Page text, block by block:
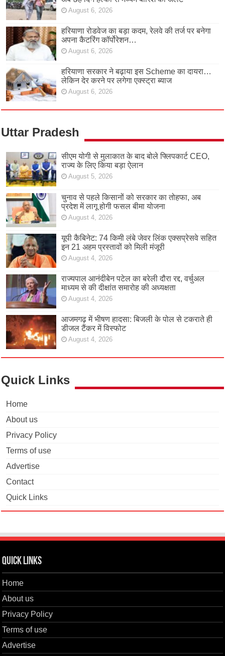
August 6, 2026
हरियाणा रोडवेज का बड़ा कदम, रेलवे की तर्ज पर बनेगा
अपना कैटरिंग कॉर्पोरेशन…
August 6, 2026
हरियाणा सरकार ने बढ़ाया इस Scheme का दायरा…
लेकिन देर करने पर लगेगा एक्स्ट्रा ब्याज
August 6, 2026
Uttar Pradesh
सीएम योगी से मुलाकात के बाद बोले फ्लिपकार्ट CEO,
राज्य के लिए किया बड़ा ऐलान
August 5, 2026
चुनाव से पहले किसानों को सरकार का तोहफा, अब
प्रदेश में लागू होगी फसल बीमा योजना
August 4, 2026
यूपी कैबिनेट: 74 किमी लंबे जेवर लिंक एक्सप्रेसवे सहित
इन 21 अहम प्रस्तावों को मिली मंजूरी
August 4, 2026
राज्यपाल आनंदीबेन पटेल का बरेली दौरा रद्द, वर्चुअल
माध्यम से की दीक्षांत समारोह की अध्यक्षता
August 4, 2026
आजमगढ़ में भीषण हादसा: बिजली के पोल से टकराते ही
डीजल टैंकर में विस्फोट
August 4, 2026
Quick Links
Home
About us
Privacy Policy
Terms of use
Advertise
Contact
Quick Links
Quick Links
Home
About us
Privacy Policy
Terms of use
Advertise